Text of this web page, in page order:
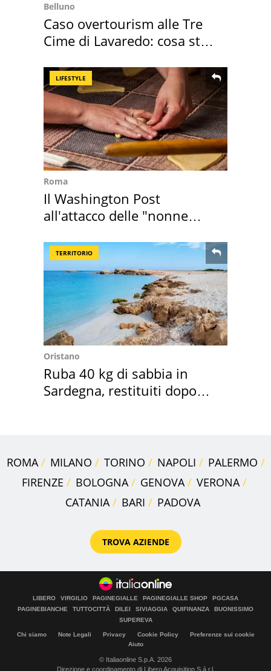
Belluno
Caso overtourism alle Tre
Cime di Lavaredo: cosa sta
LIFESTYLE
Roma
Il Washington Post
all'attacco delle "nonne
TERRITORIO
Oristano
Ruba 40 kg di sabbia in
Sardegna, restituiti dopo
ROMA MILANO TORINO NAPOLI
PALERMO
FIRENZE
BOLOGNA GENOVA
VERONA
CATANIA
BARI PADOVA
TROVA AZIENDE
LIBERO VIRGILIO PAGINEGIALLE PAGINEGIALLE SHOP
PGCASA
PAGINEBIANCHE
TUTTOCITTÀ DILEI SIVIAGGIA QUIFINANZA
BUONISSIMO
SUPEREVA
Chi siamo Note Legali Privacy Cookie Policy
Preferenze sui cookie
Aiuto
© Italiaonline S.p.A. 2026
Direzione e coordinamento di Libero Acquisition S.á r.l.